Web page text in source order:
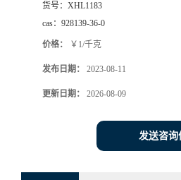
货号： XHL1183
cas： 928139-36-0
价格： ￥1/千克
发布日期： 2023-08-11
更新日期： 2026-08-09
发送咨询